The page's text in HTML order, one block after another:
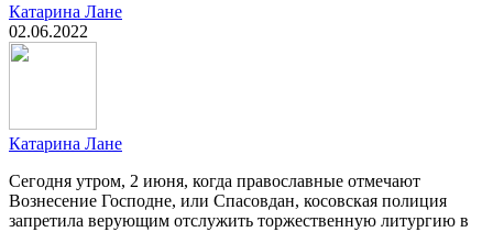
Катарина Лане
02.06.2022
Катарина Лане
Сегодня утром, 2 июня, когда православные отмечают
Вознесение Господне, или Спасовдан, косовская полиция
запретила верующим отслужить торжественную литургию в